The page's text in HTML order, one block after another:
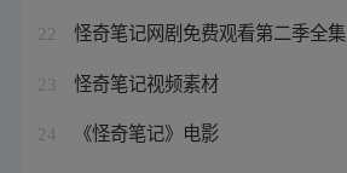
22 怪奇笔记网剧免费观看第二季全集
23 怪奇笔记视频素材
24
《怪奇笔记》电影